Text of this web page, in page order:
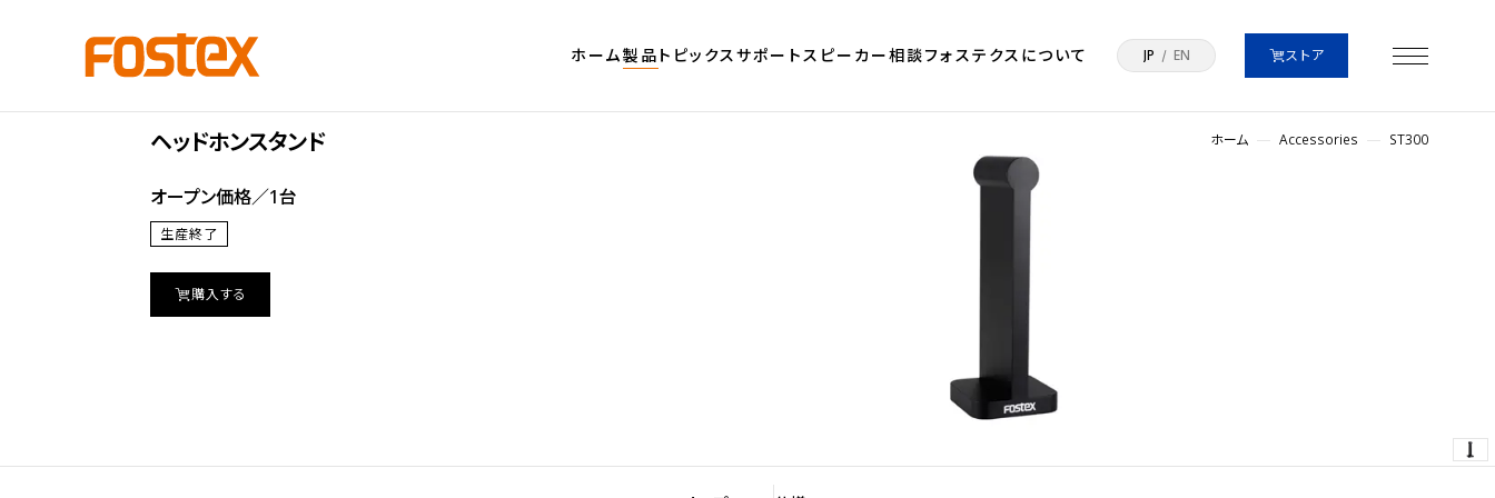
ホーム製品 トピックスサポートスピーカー相談フォステクスについて JP EN ストア
ホーム Accessories ST300
ST300
ヘッドホンスタンド
オープン価格／1台
生産終了
購入する